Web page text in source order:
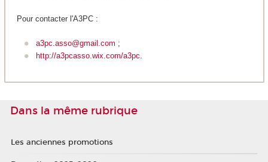
Pour contacter l'A3PC :
a3pc.asso@gmail.com ;
http://a3pcasso.wix.com/a3pc
Dans la même rubrique
Les anciennes promotions